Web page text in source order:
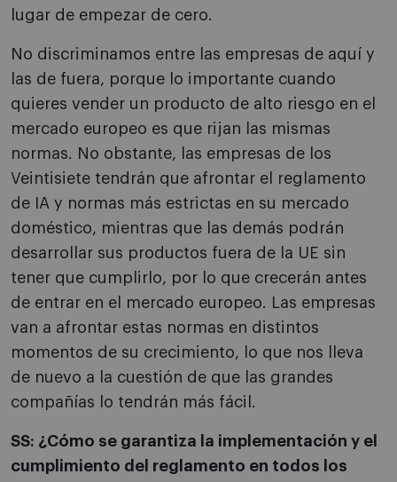
lugar de empezar de cero.
No discriminamos entre las empresas de aquí y
las de fuera, porque lo importante cuando
quieres vender un producto de alto riesgo en el
mercado europeo es que rijan las mismas
normas. No obstante, las empresas de los
Veintisiete tendrán que afrontar el reglamento
de IA y normas más estrictas en su mercado
doméstico, mientras que las demás podrán
desarrollar sus productos fuera de la UE sin
tener que cumplirlo, por lo que crecerán antes
de entrar en el mercado europeo. Las empresas
van a afrontar estas normas en distintos
momentos de su crecimiento, lo que nos lleva
de nuevo a la cuestión de que las grandes
compañías lo tendrán más fácil.
SS: ¿Cómo se garantiza la implementación y el
cumplimiento del reglamento en todos los